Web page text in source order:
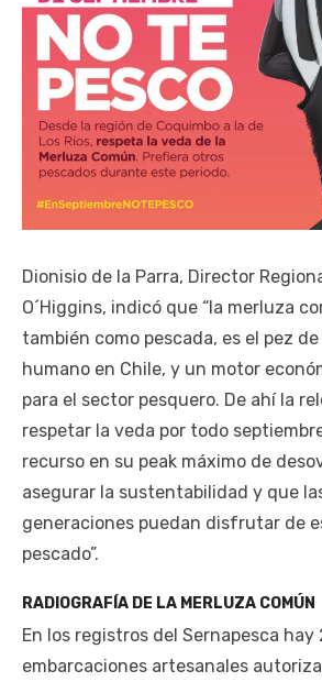
Dionisio de la Parra, Director
O´Higgins, indicó que “la merluza
también como pescada, es el pez
humano en Chile, y un motor
para el sector pesquero. De ahí la
respetar la veda por todo
recurso en su peak máximo de
asegurar la sustentabilidad y que
generaciones puedan disfrutar de
pescado”.
RADIOGRAFÍA DE LA MERLUZA COMÚN
En los registros del Sernapesca hay
embarcaciones artesanales